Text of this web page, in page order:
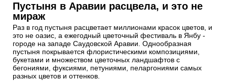
Пустыня в Аравии расцвела, и это не
мираж
Раз в год пустыня расцветает миллионами красок цветов, и
это не оазис, а ежегодный цветочный фестиваль в Янбу -
городе на западе Саудовской Аравии. Однообразная
пустыня покрывается флористическими композициями,
букетами и множеством цветочных ландшафтов с
бегониями, фуксиями, петуниями, пеларгониями самых
разных цветов и оттенков.